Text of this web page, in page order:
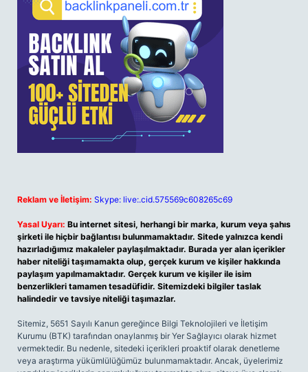
Reklam ve İletişim: Skype: live:.cid.575569c608265c69
Yasal Uyarı: Bu internet sitesi, herhangi bir marka, kurum veya şahıs
şirketi ile hiçbir bağlantısı bulunmamaktadır. Sitede yalnızca kendi
hazırladığımız makaleler paylaşılmaktadır. Burada yer alan içerikler
haber niteliği taşımamakta olup, gerçek kurum ve kişiler hakkında
paylaşım yapılmamaktadır. Gerçek kurum ve kişiler ile isim
benzerlikleri tamamen tesadüfidir. Sitemizdeki bilgiler taslak
halindedir ve tavsiye niteliği taşımazlar.
Sitemiz, 5651 Sayılı Kanun gereğince Bilgi Teknolojileri ve İletişim
Kurumu (BTK) tarafından onaylanmış bir Yer Sağlayıcı olarak hizmet
vermektedir. Bu nedenle, sitedeki içerikleri proaktif olarak denetleme
veya araştırma yükümlülüğümüz bulunmamaktadır. Ancak, üyelerimiz